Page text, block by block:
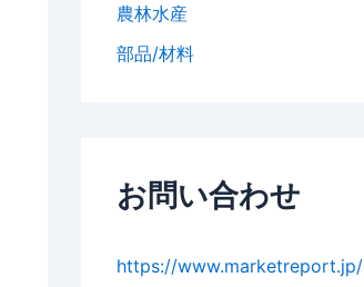
農林水産
部品/材料
お問い合わせ
https://www.marketreport.jp/